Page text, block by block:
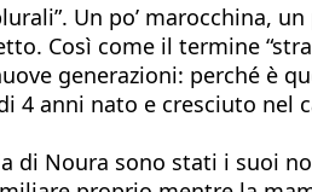
Un po’ marocchina,
Così come il termine
generazioni: perché è
4 anni nato e cresciuto
Noura sono stati i suoi